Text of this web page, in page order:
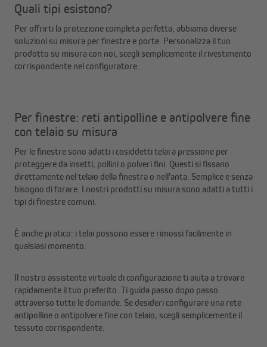
Quali tipi esistono?
Per offrirti la protezione completa perfetta, abbiamo diverse
soluzioni su misura per finestre e porte. Personalizza il tuo
prodotto su misura con noi, scegli semplicemente il rivestimento
corrispondente nel configuratore.
Per finestre: reti antipolline e antipolvere fine
con telaio su misura
Per le finestre sono adatti i cosiddetti telai a pressione per
proteggere da insetti, pollini o polveri fini. Questi si fissano
direttamente nel telaio della finestra o nell'anta. Semplice e senza
bisogno di forare. I nostri prodotti su misura sono adatti a tutti i
tipi di finestre comuni.
È anche pratico: i telai possono essere rimossi facilmente in
qualsiasi momento.
Il nostro assistente virtuale di configurazione ti aiuta a trovare
rapidamente il tuo preferito. Ti guida passo dopo passo
attraverso tutte le domande. Se desideri configurare una rete
antipolline o antipolvere fine con telaio, scegli semplicemente il
tessuto corrispondente.